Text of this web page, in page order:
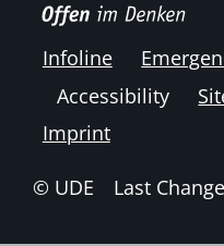
Infoline
Accessibility
Imprint
© UDE Last